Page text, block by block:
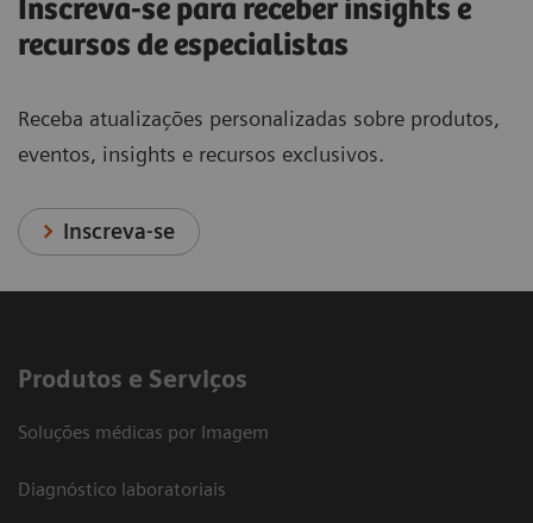
Inscreva-se para receber insights e
recursos de especialistas
Receba atualizações personalizadas sobre produtos,
eventos, insights e recursos exclusivos.
Inscreva-se
Produtos e Serviços
Soluções médicas por Imagem
Diagnóstico laboratoriais